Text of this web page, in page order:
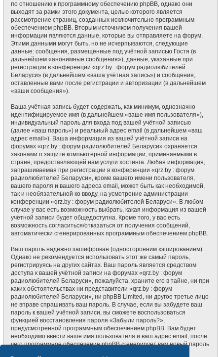
по отношению к программному обеспечению phpBB, однако они
выходят за рамки этого документа, целью которого является
рассмотрение страниц, созданных исключительно программным
обеспечением phpBB. Вторым источником получения вашей
информации являются данные, которые вы отправляете на форум.
Этими данными могут быть, но не исчерпываются, следующие
данные: сообщения, размещённые под учётной записью Гостя (в
дальнейшем «анонимные сообщения»), данные, указанные при
регистрации в конференции «qrz.by : форум радиолюбителей
Беларуси» (в дальнейшем «ваша учётная запись») и сообщения,
оставленные вами после регистрации и авторизации (в дальнейшем
«ваши сообщения»).
Ваша учётная запись будет содержать, как минимум, однозначно
идентифицируемое имя (в дальнейшем «ваше имя пользователя»),
индивидуальный пароль для входа под вашей учётной записью
(далее «ваш пароль») и реальный адрес email (в дальнейшем «ваш
адрес email»). Ваша информация из вашей учётной записи на
форумах «qrz.by : форум радиолюбителей Беларуси» охраняется
законами о защите компьютерной информации, применяемыми в
стране, предоставляющей нам услуги хостинга. Любая информация,
запрашиваемая при регистрации в конференции «qrz.by : форум
радиолюбителей Беларуси», кроме вашего имени пользователя,
вашего пароля и вашего адреса email, может быть как необходимой,
так и необязательной ко вводу, на усмотрение администрации
конференции «qrz.by : форум радиолюбителей Беларуси». В любом
случае у вас есть возможность выбрать, какая информация из вашей
учётной записи будет общедоступна. Кроме того, у вас есть
возможность согласиться/отказаться от получения сообщений,
автоматически сгенерированных программным обеспечением phpBB.
Ваш пароль надёжно зашифрован (односторонним хэшированием).
Однако не рекомендуется использовать этот же самый пароль,
регистрируясь на других сайтах. Ваш пароль является средством
доступа к вашей учётной записи на форумах «qrz.by : форум
радиолюбителей Беларуси», пожалуйста, храните его в тайне, ни при
каких обстоятельствах ни представители «qrz.by : форум
радиолюбителей Беларуси», ни phpBB Limited, ни другое третье лицо
не вправе спрашивать ваш пароль. В случае, если вы забудете ваш
пароль к вашей учётной записи, вы сможете воспользоваться
функцией восстановления пароля «Забыли пароль?»,
предусмотренной программным обеспечением phpBB. Вам будет
необходимо ввести ваше имя пользователя и ваш адрес email, после
чего программное обеспечение phpBB сгенерирует вам новый пароль